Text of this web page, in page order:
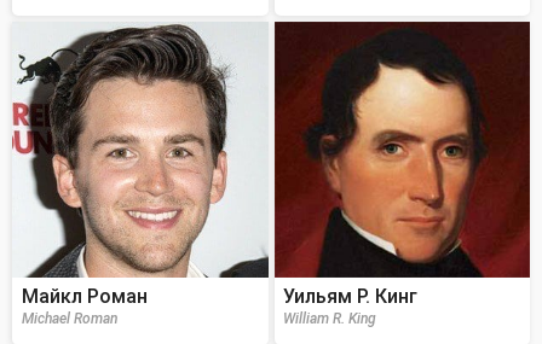
Майкл Роман
Michael Roman
Уильям Р. Кинг
William R. King